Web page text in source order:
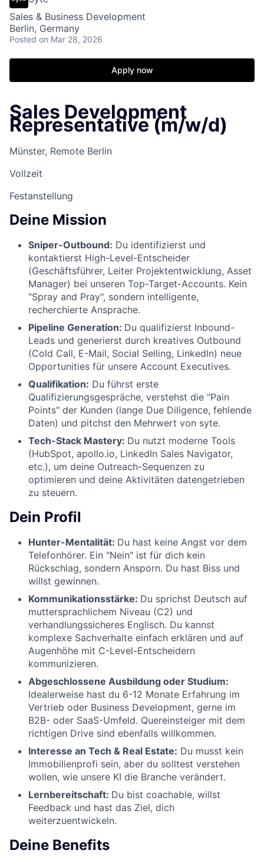
Sales & Business Development
Berlin, Germany
Posted on Mar 28, 2026
Apply now
Sales Development
Representative (m/w/d)
Münster, Remote Berlin
Vollzeit
Festanstellung
Deine Mission
Sniper-Outbound: Du identifizierst und
kontaktierst High-Level-Entscheider
(Geschäftsführer, Leiter Projektentwicklung, Asset
Manager) bei unseren Top-Target-Accounts. Kein
"Spray and Pray", sondern intelligente,
recherchierte Ansprache.
Pipeline Generation: Du qualifizierst Inbound-
Leads und generierst durch kreatives Outbound
(Cold Call, E-Mail, Social Selling, LinkedIn) neue
Opportunities für unsere Account Executives.
Qualifikation: Du führst erste
Qualifizierungsgespräche, verstehst die "Pain
Points" der Kunden (lange Due Diligence, fehlende
Daten) und pitchst den Mehrwert von syte.
Tech-Stack Mastery: Du nutzt moderne Tools
(HubSpot, apollo.io, LinkedIn Sales Navigator,
etc.), um deine Outreach-Sequenzen zu
optimieren und deine Aktivitäten datengetrieben
zu steuern.
Dein Profil
Hunter-Mentalität: Du hast keine Angst vor dem
Telefonhörer. Ein "Nein" ist für dich kein
Rückschlag, sondern Ansporn. Du hast Biss und
willst gewinnen.
Kommunikationsstärke: Du sprichst Deutsch auf
muttersprachlichem Niveau (C2) und
verhandlungssicheres Englisch. Du kannst
komplexe Sachverhalte einfach erklären und auf
Augenhöhe mit C-Level-Entscheidern
kommunizieren.
Abgeschlossene Ausbildung oder Studium:
Idealerweise hast du 6-12 Monate Erfahrung im
Vertrieb oder Business Development, gerne im
B2B- oder SaaS-Umfeld. Quereinsteiger mit dem
richtigen Drive sind ebenfalls willkommen.
Interesse an Tech & Real Estate: Du musst kein
Immobilienprofi sein, aber du solltest verstehen
wollen, wie unsere KI die Branche verändert.
Lernbereitschaft: Du bist coachable, willst
Feedback und hast das Ziel, dich
weiterzuentwickeln.
Deine Benefits